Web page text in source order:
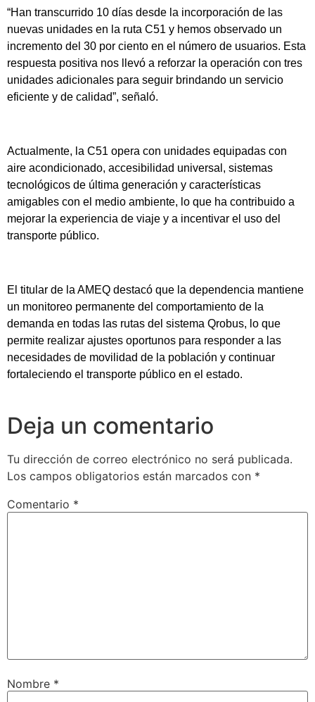
“Han transcurrido 10 días desde la incorporación de las
nuevas unidades en la ruta C51 y hemos observado un
incremento del 30 por ciento en el número de usuarios. Esta
respuesta positiva nos llevó a reforzar la operación con tres
unidades adicionales para seguir brindando un servicio
eficiente y de calidad”, señaló.
Actualmente, la C51 opera con unidades equipadas con
aire acondicionado, accesibilidad universal, sistemas
tecnológicos de última generación y características
amigables con el medio ambiente, lo que ha contribuido a
mejorar la experiencia de viaje y a incentivar el uso del
transporte público.
El titular de la AMEQ destacó que la dependencia mantiene
un monitoreo permanente del comportamiento de la
demanda en todas las rutas del sistema Qrobus, lo que
permite realizar ajustes oportunos para responder a las
necesidades de movilidad de la población y continuar
fortaleciendo el transporte público en el estado.
Deja un comentario
Tu dirección de correo electrónico no será publicada.
Los campos obligatorios están marcados con *
Comentario *
Nombre *